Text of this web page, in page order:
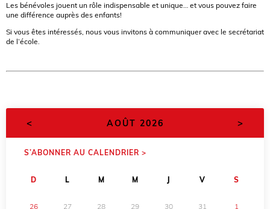
Les bénévoles jouent un rôle indispensable et unique… et vous pouvez faire
une différence auprès des enfants!
Si vous êtes intéressés, nous vous invitons à communiquer avec le secrétariat
de l’école.
< AOÛT 2026 >
S’ABONNER AU CALENDRIER >
D L M M V S
26 27 28 29 30 31 1